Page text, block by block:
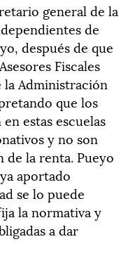
general de la
de
después de que
Fiscales
la Administración
que los
estas escuelas
y no son
de la renta. Pueyo
aportado
se lo puede
la normativa y
a dar